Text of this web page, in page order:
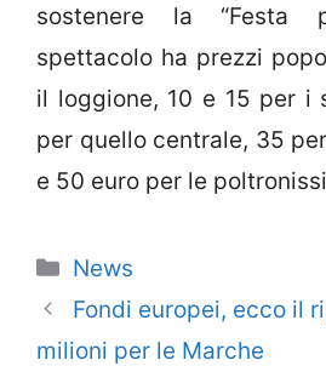
sostenere la “Festa
spettacolo ha prezzi
il loggione, 10 e 15 per i
per quello centrale, 35
e 50 euro per le
Categorie
News
Fondi europei, ecco il
milioni per le Marche